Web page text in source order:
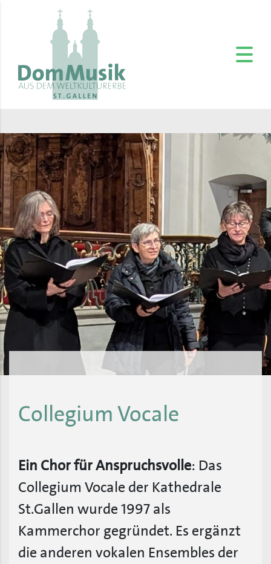
Collegium Vocale
Ein Chor für Anspruchsvolle: Das
Collegium Vocale der Kathedrale
St.Gallen wurde 1997 als
Kammerchor gegründet. Es ergänzt
die anderen vokalen Ensembles der